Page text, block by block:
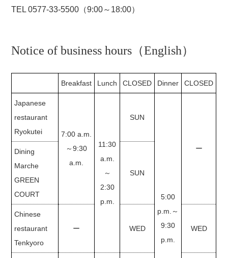
TEL 0577-33-5500（9:00～18:00）
Notice of business hours（English）
Breakfast Lunch CLOSED Dinner CLOSED
Japanese
restaurant
Ryokutei
7:00 a.m.
～9:30
a.m.
11:30
a.m.
～
2:30
p.m.
SUN
5:00
p.m.～
9:30
p.m.
ー
Dining
Marche
GREEN
COURT
SUN
Chinese
restaurant
Tenkyoro
ー WED WED